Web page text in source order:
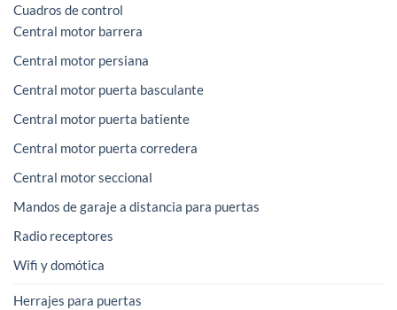
Cuadros de control
Central motor barrera
Central motor persiana
Central motor puerta basculante
Central motor puerta batiente
Central motor puerta corredera
Central motor seccional
Mandos de garaje a distancia para puertas
Radio receptores
Wifi y domótica
Herrajes para puertas